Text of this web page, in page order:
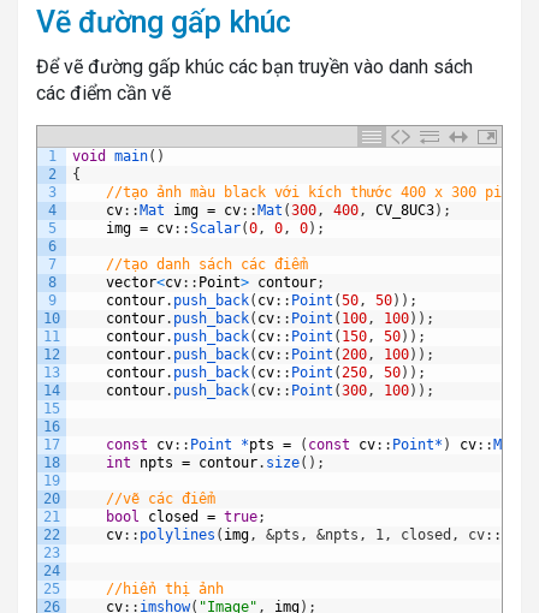
Vẽ đường gấp khúc
Để vẽ đường gấp khúc các bạn truyền vào danh sách
các điểm cần vẽ
1
2
3
4
5
6
7
8
9
10
11
12
13
14
15
16
17
18
19
20
21
22
23
24
25
26
void main( )
{
//tạo ảnh màu black với kích thước 400 x 300 pixels
cv: : Mat img = cv: : Mat (300, 400, CV_8UC3) ;
img = cv: :Scalar(0, 0, 0) ;
//tạo danh sách các điểm
vector<cv: : Point> contour;
contour. push_back( cv: : Point (50, 50) ) ;
contour. push_back( cv: : Point ( 100, 100) ) ;
contour. push_back( cv: : Point ( 150, 50) ) ;
contour. push_back( cv: : Point (200, 100) ) ;
contour. push_back( cv: : Point (250, 50) ) ;
contour. push_back( cv: : Point (300, 100) ) ;
const cv: : Point *pts = ( const cv: : Point* ) cv: : Mat
int
npts = contour. size( ) ;
//vẽ các điểm
bool
closed = true;
cv: : polylines ( img, &pts, &npts, 1, closed,
//hiển thị ảnh
cv: : imshow( "Image" , img) ;